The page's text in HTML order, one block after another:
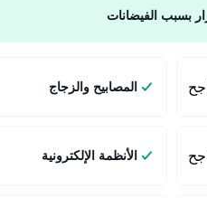
بسبب الفيضانات
المصابيح والزجاج
الأنظمة الإلكترونية